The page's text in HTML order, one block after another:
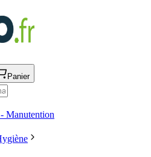
Panier
Manutention